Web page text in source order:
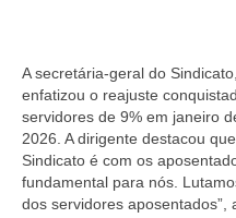
A secretária-geral do
enfatizou o reajuste
servidores de 9% em janeiro
2026. A dirigente destacou
Sindicato é com os
fundamental para nós.
dos servidores aposentados”,